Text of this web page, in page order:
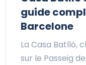
guide
Barcelone
La Casa Batlló,
sur le Passeig